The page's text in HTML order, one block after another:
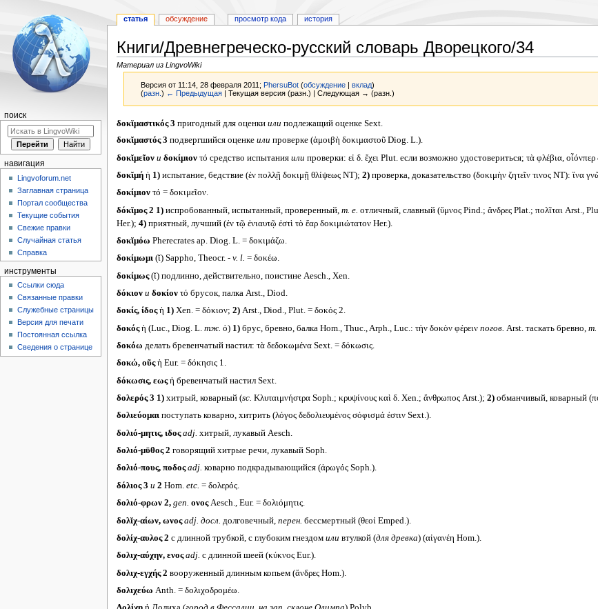
Книги/Древнегреческо-русский словарь Дворецкого/34
Материал из LingvoWiki
Версия от 11:14, 28 февраля 2011; PhersuBot (обсуждение |вклад)
(разн.) ← Предыдущая | Текущая версия (разн.) | Следующая → (разн.)
Перейти
к
Перейти
к
δοκῐμαστικός 3 пригодный для оценки или подлежащий оценке Sext.
δοκῐμαστός 3 подвергшийся оценке или проверке (ἀμοιβὴ δοκιμαστοῦ Diog. L.).
δοκῐμεῖον и δοκίμιον τό средство испытания или проверки: εἰ δ. ἔχει Plut. если возможно удостовериться; τὰ φλέβια,
δοκῐμή ἡ 1)испытание, бедствие (ἐν πολλῇ δοκιμῇ θλίψεως NT); 2)проверка, доказательство (δοκιμὴν ζητεῖν τινος NT): ἵνα
δοκίμιον τό = δοκιμεῖον.
δόκῐμος 2 1)испробованный, испытанный, проверенный, т. е. отличный, славный (ὕμνος Pind.; ἄνδρες Plat.; πολῖται Arst.,
Her.); 4)приятный, лучший (ἐν τῷ ἐνιαυτῷ ἐστὶ τὸ ἔαρ δοκιμιώτατον Her.).
δοκῐμόω Pherecrates ap. Diog. L. = δοκιμάζω.
δοκίμωμι(ῐ) Sappho, Theocr. - v. l. = δοκέω.
δοκίμως(ῐ) подлинно, действительно, поистине Aesch., Xen.
δόκιον и δοκίον τό брусок, палка Arst., Diod.
δοκίς, ίδοςἡ 1)Xen. = δόκιον; 2)Arst., Diod., Plut. = δοκός 2.
δοκόςἡ (Luc., Diog. L. тж. ὁ) 1)брус, бревно, балка Hom., Thuc., Arph., Luc.: τὴν δοκὸν φέρειν погов. Arst. таскать бревно, т.
δοκόω делать бревенчатый настил: τὰ δεδοκωμένα Sext. = δόκωσις.
δοκώ, οῦςἡ Eur. = δόκησις 1.
δόκωσις, εωςἡ бревенчатый настил Sext.
δολερός 3 1)хитрый, коварный (sc. Κλυταιμνήστρα Soph.; κρυψίνους καὶ δ. Xen.; ἄνθρωπος Arst.); 2)обманчивый, коварный
δολιεύομαι поступать коварно, хитрить (λόγος δεδολιευμένος σόφισμά ἐστιν Sext.).
δολιό-μητις, ιδοςadj. хитрый, лукавый Aesch.
δολιό-μῡθος 2 говорящий хитрые речи, лукавый Soph.
δολιό-πους, ποδος adj. коварно подкрадывающийся (ἀρωγός Soph.).
δόλιος 3 и 2 Hom. etc. = δολερός.
δολιό-φρων 2, gen. ονοςAesch., Eur. = δολιόμητις.
δολῐχ-αίων, ωνοςadj. досл. долговечный, перен. бессмертный (θεοί Emped.).
δολίχ-αυλος 2 с длинной трубкой, с глубоким гнездом или втулкой (для древка) (αἰγανέη Hom.).
δολιχ-αύχην, ενοςadj. с длинной шеей (κύκνος Eur.).
δολιχ-εγχής 2 вооруженный длинным копьем (ἄνδρες Hom.).
δολιχεύω Anth. = δολιχοδρομέω.
статья обсуждение просмотр кода история
поиск
навигация
Lingvoforum.net
Заглавная страница
Портал сообщества
Текущие события
Свежие правки
Случайная статья
Справка
инструменты
Ссылки сюда
Связанные правки
Служебные страницы
Версия для печати
Постоянная ссылка
Сведения о странице